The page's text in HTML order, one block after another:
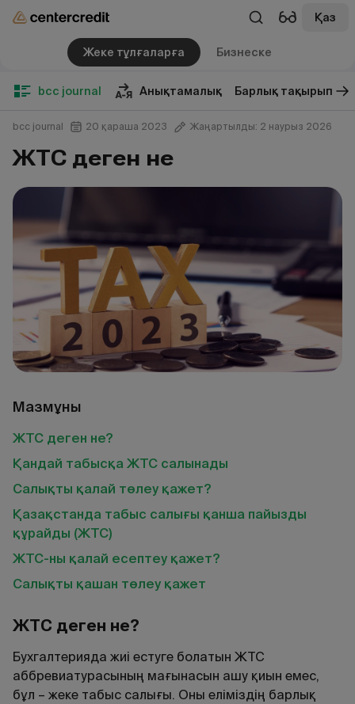
Қаз
Жеке тұлғаларға Бизнеске
bcc journal Анықтамалық Барлық тақырып
bcc journal 20 қараша 2023 Жаңартылды: 2 наурыз 2026
ЖТС деген не
Мазмұны
ЖТС деген не?
Қандай табысқа ЖТС салынады
Салықты қалай төлеу қажет?
Қазақстанда табыс салығы қанша пайызды
құрайды (ЖТС)
ЖТС-ны қалай есептеу қажет?
Салықты қашан төлеу қажет
ЖТС деген не?
Бухгалтерияда жиі естуге болатын ЖТС
аббревиатурасының мағынасын ашу қиын емес,
бұл – жеке табыс салығы. Оны еліміздің барлық